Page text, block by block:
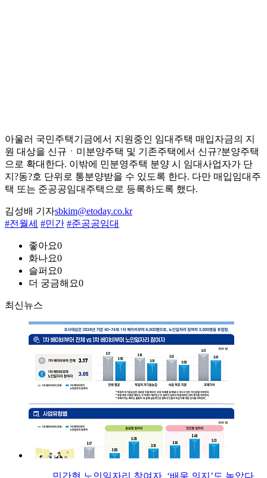
아울러 국민주택기금에서 지원중인 임대주택 매입자금의 지
원 대상을 신규ㆍ미분양주택 및 기존주택에서 신규?분양주택
으로 확대한다. 이밖에 민분영주택 분양 시 임대사업자가 단
지?동?호 단위로 통분양받을 수 있도록 한다. 다만 매입임대주
택 또는 준공공임대주택으로 등록하도록 했다.
김성배 기자sbkim@etoday.co.kr
#전월세 #민간 #준공공임대
좋아요0
화나요0
슬퍼요0
더 궁금해요0
최신뉴스